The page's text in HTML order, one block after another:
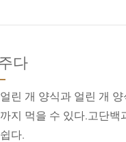
다
린 개 양식과 얼린 개
지 먹을 수 있다.고단
다.